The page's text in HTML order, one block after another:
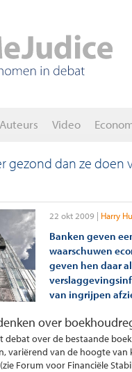
Auteurs Video
gezond dan ze doen
22 okt 2009 Harry
Banken geven
waarschuwen
geven hen daar
van ingrijpen
over
debat over de bestaande
variërend van de hoogte
Forum voor Financiële